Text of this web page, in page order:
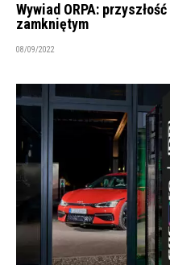
Wywiad ORPA:
zamkniętym
08/09/2022